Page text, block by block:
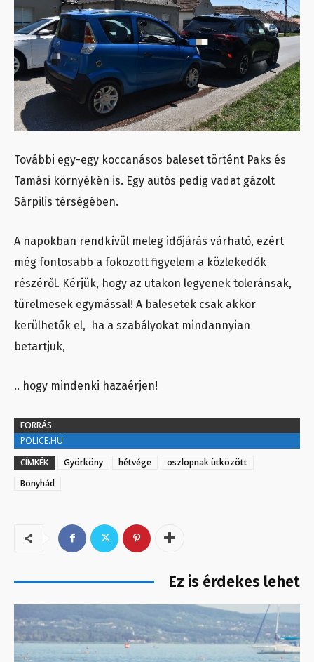
További egy-egy koccanásos baleset történt Paks és
Tamási környékén is. Egy autós pedig vadat gázolt
Sárpilis térségében.
A napokban rendkívül meleg időjárás várható, ezért
még fontosabb a fokozott figyelem a közlekedők
részéről. Kérjük, hogy az utakon legyenek toleránsak,
türelmesek egymással! A balesetek csak akkor
kerülhetők el, ha a szabályokat mindannyian
betartjuk,
.. hogy mindenki hazaérjen!
FORRÁS
POLICE.HU
CÍMKÉK
Györköny hétvége
oszlopnak ütközött
Bonyhád
Ez is érdekes lehet